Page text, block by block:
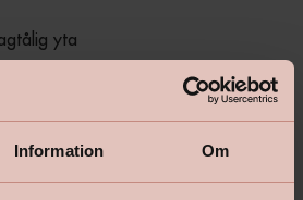
Information Om
yta
+